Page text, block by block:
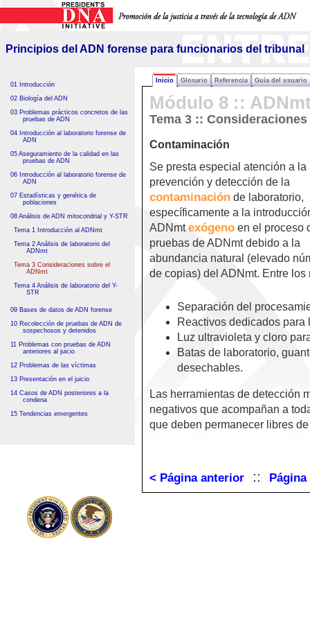
para funcionarios del tribunal
Principios del ADN forense para funcionarios del tribunal
Inicio Glosario Referencia Guía del usuario
01 Introducción
02 Biología del ADN
03 Problemas prácticos concretos de las
pruebas de ADN
04 Introducción al laboratorio forense de
ADN
05 Aseguramiento de la calidad en las
pruebas de ADN
06 Introducción al laboratorio forense de
ADN
07 Estadísticas y genética de
poblaciones
08 Análisis de ADN mitocondrial y Y-STR
Tema 1 Introducción al ADNmt
Tema 2 Análisis de laboratorio del
ADNmt
Tema 3 Consideraciones sobre el
ADNmt
Tema 4 Análisis de laboratorio del Y-
STR
09 Bases de datos de ADN forense
10 Recolección de pruebas de ADN de
sospechosos y detenidos
11 Problemas con pruebas de ADN
anteriores al juicio
12 Problemas de las víctimas
13 Presentación en el juicio
14 Casos de ADN posteriores a la
condena
15 Tendencias emergentes
Módulo 8 ::
Tema 3 ::
Contaminación
Se presta especial atención a la
prevención y detección de la
contaminación de laboratorio,
específicamente a la
ADNmtexógeno en el proceso
pruebas de ADNmt debido a la
abundancia natural (elevado
de copias) del ADNmt. Entre
Separación del
Reactivos dedicados para
Luz ultravioleta y cloro
Batas de laboratorio,
desechables.
Las herramientas de detección
negativos que acompañan a
que deben permanecer libres
< Página anterior ::